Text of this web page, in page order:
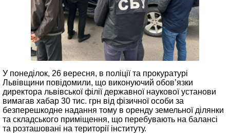
У понеділок, 26 вересня, в поліції та прокуратурі
Львівщини повідомили, що виконуючий обов’язки
директора львівської філії державної наукової установи
вимагав хабар 30 тис. грн від фізичної особи за
безперешкодне надання тому в оренду земельної ділянки
та складського приміщення, що перебувають на балансі
та розташовані на території інституту.